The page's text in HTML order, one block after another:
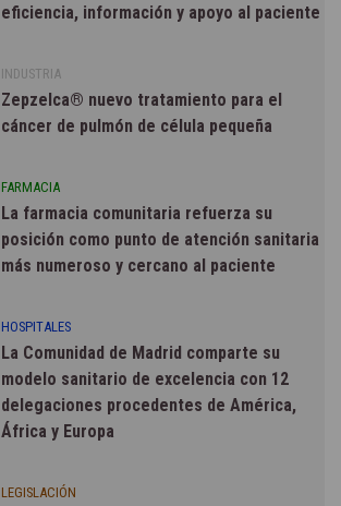
eficiencia, información y apoyo al paciente
INDUSTRIA
Zepzelca® nuevo tratamiento para el
cáncer de pulmón de célula pequeña
FARMACIA
La farmacia comunitaria refuerza su
posición como punto de atención sanitaria
más numeroso y cercano al paciente
HOSPITALES
La Comunidad de Madrid comparte su
modelo sanitario de excelencia con 12
delegaciones procedentes de América,
África y Europa
LEGISLACIÓN